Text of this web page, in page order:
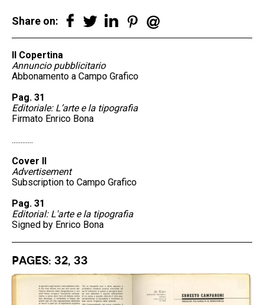
Share on:
II Copertina
Annuncio pubblicitario
Abbonamento a Campo Grafico
Pag. 31
Editoriale: L’arte e la tipografia
Firmato Enrico Bona
............
Cover II
Advertisement
Subscription to Campo Grafico
Pag. 31
Editorial: L'arte e la tipografia
Signed by Enrico Bona
Pages: 32, 33